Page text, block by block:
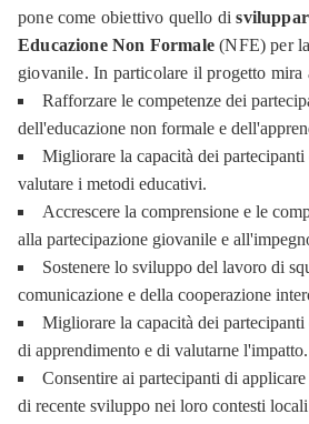
pone come obiettivo quello di
Educazione Non Formale(NFE) per
giovanile. In particolare il progetto mira
Rafforzare le competenze dei
dell'educazione non formale e
Migliorare la capacità dei partecipanti
valutare i metodi educativi.
Accrescere la comprensione e le
alla partecipazione giovanile e
Sostenere lo sviluppo del lavoro di
comunicazione e della cooperazione
Migliorare la capacità dei
di apprendimento e di valutarne l'impatto.
Consentire ai partecipanti di
di recente sviluppo nei loro contesti